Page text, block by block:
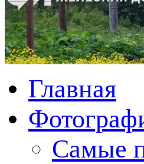
Главная
Cамые